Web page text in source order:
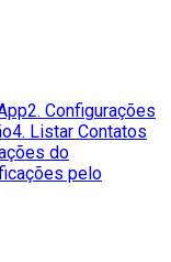
2. Configurações
4. Listar Contatos
do
pelo